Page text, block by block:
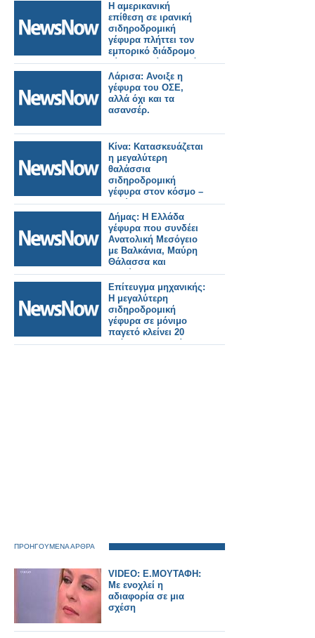
Η αμερικανική
επίθεση σε ιρανική
σιδηροδρομική
γέφυρα πλήττει τον
εμπορικό διάδρομο
Κίνας-Ρωσίας κοντά
στο Τουρκμενιστάν.
Λάρισα: Ανοιξε η
γέφυρα του ΟΣΕ,
αλλά όχι και τα
ασανσέρ.
Κίνα: Κατασκευάζεται
η μεγαλύτερη
θαλάσσια
σιδηροδρομική
γέφυρα στον κόσμο –
Ταχύτητα 350 χλμ./
ώρα!
Δήμας: Η Ελλάδα
γέφυρα που συνδέει
Ανατολική Μεσόγειο
με Βαλκάνια, Μαύρη
Θάλασσα και
Ευρώπη.
Επίτευγμα μηχανικής:
Η μεγαλύτερη
σιδηροδρομική
γέφυρα σε μόνιμο
παγετό κλείνει 20
χρόνια αξιοπιστίας.
ΠΡΟΗΓΟΥΜΕΝΑ ΑΡΘΡΑ
VIDEO: E.MOYTAΦΗ:
Με ενοχλεί η
αδιαφορία σε μια
σχέση